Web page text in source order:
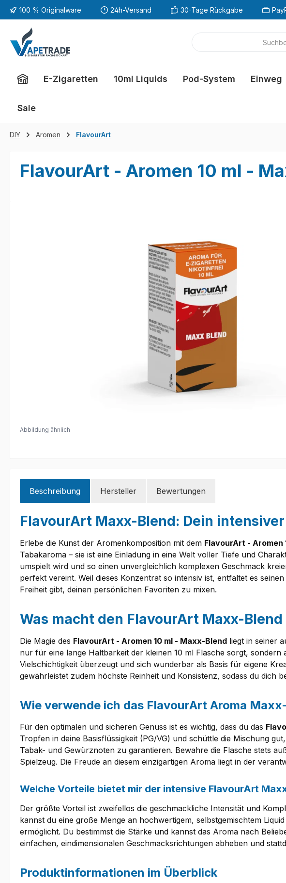
Hauptinhalt springen
Zur Suche springen
Zur Hauptnavigation springen
100 % Originalware 24h-Versand 30-Tage Rückgabe
E-Zigaretten 10ml Liquids Pod-System Einweg
Sale
DIY Aromen FlavourArt
FlavourArt - Aromen 10 ml -
Abbildung ähnlich
Beschreibung Hersteller Bewertungen
FlavourArt Maxx-Blend: Dein
Erlebe die Kunst der Aromenkomposition mit dem FlavourArt - Aromen
Tabakaroma – sie ist eine Einladung in eine Welt voller Tiefe und
umspielt wird und so einen unvergleichlich komplexen Geschmack
perfekt vereint. Weil dieses Konzentrat so intensiv ist, entfaltet es
Freiheit gibt, deinen persönlichen Favoriten zu mixen.
Was macht den FlavourArt Maxx-
Die Magie des FlavourArt - Aromen 10 ml - Maxx-Blend liegt in seiner
nur für eine lange Haltbarkeit der kleinen 10 ml Flasche sorgt,
Vielschichtigkeit überzeugt und sich wunderbar als Basis für eigene
gewährleistet zudem höchste Reinheit und Konsistenz, sodass du
Wie verwende ich das FlavourArt Aroma
Für den optimalen und sicheren Genuss ist es wichtig, dass du das
Tropfen in deine Basisflüssigkeit (PG/VG) und schüttle die Mischung
Tabak- und Gewürznoten zu garantieren. Bewahre die Flasche stets
Spielzeug. Die Freude an diesem einzigartigen Aroma liegt in der
Welche Vorteile bietet mir der intensive FlavourArt
Der größte Vorteil ist zweifellos die geschmackliche Intensität und
kannst du eine große Menge an hochwertigem, selbstgemischtem
ermöglicht. Du bestimmst die Stärke und kannst das Aroma nach
einfachen, eindimensionalen Geschmacksrichtungen abheben und
Produktinformationen im Überblick